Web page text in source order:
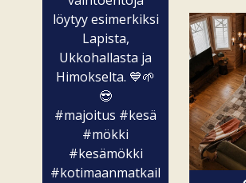
löytyy esimerkiksi
Lapista,
Ukkohallasta ja
Himokselta. 💙🌱
😎
#majoitus #kesä
#mökki
#kesämökki
#kotimaanmatkailu